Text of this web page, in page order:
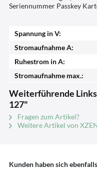
Seriennummer Passkey
Spannung in V:
Stromaufnahme A:
Ruhestrom in A:
Stromaufnahme max.:
Weiterführende
127"
Fragen zum Artikel?
Weitere Artikel von
Kunden haben sich